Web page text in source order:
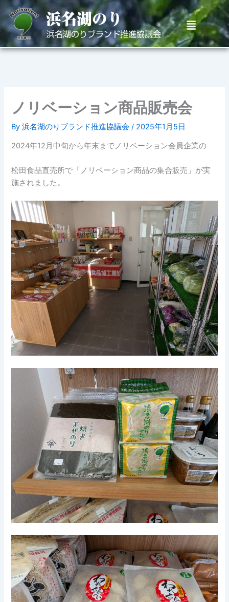
内
を
ス
キ
メ
ニ
ュ
ー
ノリベーション商品販売会
By浜名湖のりブランド推進協議会/ 2025年1月5日
2024年12月中旬から年末までノリベーション会員企業の
松田食品直売所で「ノリベーション商品の集合販売」が実
施されました。